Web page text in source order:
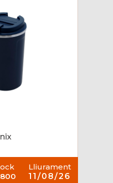
Lliurament
11/08/26